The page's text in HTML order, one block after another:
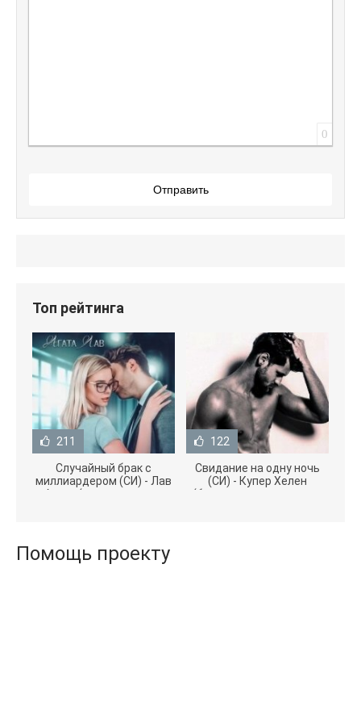
0
Отправить
Топ рейтинга
211
Случайный брак с
миллиардером (СИ) - Лав
Агата (полная версия
122
Свидание на одну ночь
(СИ) - Купер Хелен
(бесплатные серии книг
Помощь проекту